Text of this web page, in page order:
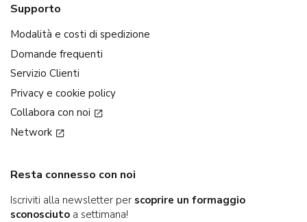
Supporto
Modalità e costi di spedizione
Domande frequenti
Servizio Clienti
Privacy e cookie policy
Collabora con noi
Network
Resta connesso con noi
Iscriviti alla newsletter per scoprire un formaggio
sconosciuto a settimana!